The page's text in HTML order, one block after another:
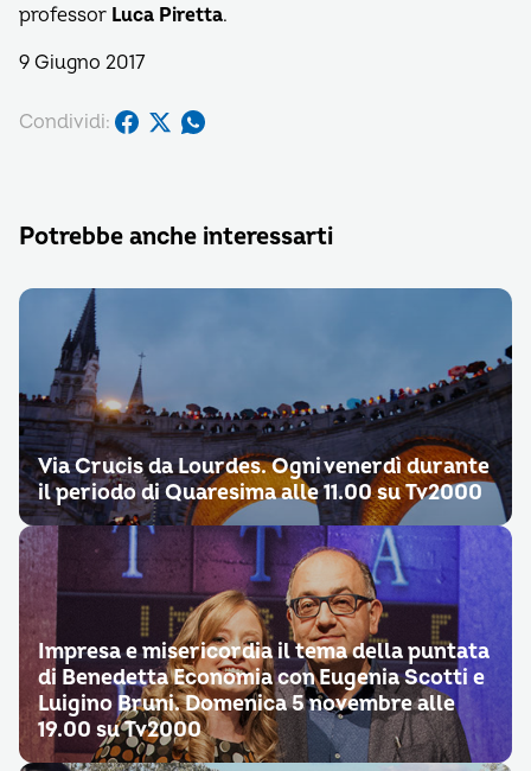
professor Luca Piretta.
9 Giugno 2017
Condividi:
Potrebbe anche interessarti
Via Crucis da Lourdes. Ogni venerdì durante
il periodo di Quaresima alle 11.00 su Tv2000
Impresa e misericordia il tema della puntata
di Benedetta Economia con Eugenia Scotti e
Luigino Bruni. Domenica 5 novembre alle
19.00 su Tv2000